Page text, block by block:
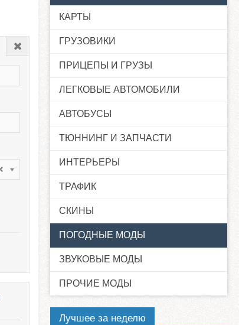
КАРТЫ
ГРУЗОВИКИ
ПРИЦЕПЫ И ГРУЗЫ
ЛЕГКОВЫЕ АВТОМОБИЛИ
АВТОБУСЫ
ТЮННИНГ И ЗАПЧАСТИ
ИНТЕРЬЕРЫ
ТРАФИК
СКИНЫ
ПОГОДНЫЕ МОДЫ
ЗВУКОВЫЕ МОДЫ
ПРОЧИЕ МОДЫ
Лучшее за неделю